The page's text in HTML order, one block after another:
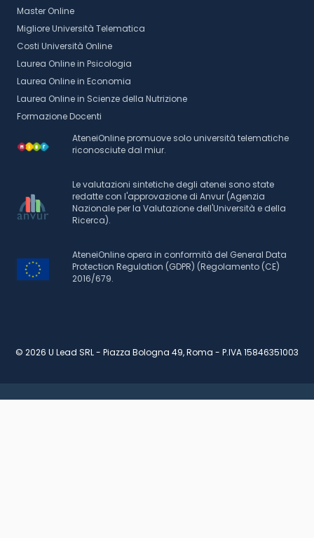
Master Online
Migliore Università Telematica
Costi Università Online
Laurea Online in Psicologia
Laurea Online in Economia
Laurea Online in Scienze della Nutrizione
Formazione Docenti
AteneiOnline promuove solo università telematiche
riconosciute dal miur.
Le valutazioni sintetiche degli atenei sono state
redatte con l'approvazione di Anvur (Agenzia
Nazionale per la Valutazione dell'Università e della
Ricerca).
AteneiOnline opera in conformità del General Data
Protection Regulation (GDPR) (Regolamento (CE)
2016/679.
© 2026 U Lead SRL - Piazza Bologna 49, Roma - P.IVA 15846351003